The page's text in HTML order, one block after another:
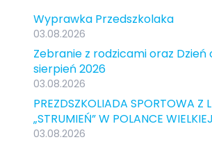
Wyprawka Przedszkolaka
03.08.2026
Zebranie z rodzicami oraz
sierpień 2026
03.08.2026
PREZDSZKOLIADA SPORTOWA Z
„STRUMIEŃ” W POLANCE WIELKIEJ
03.08.2026